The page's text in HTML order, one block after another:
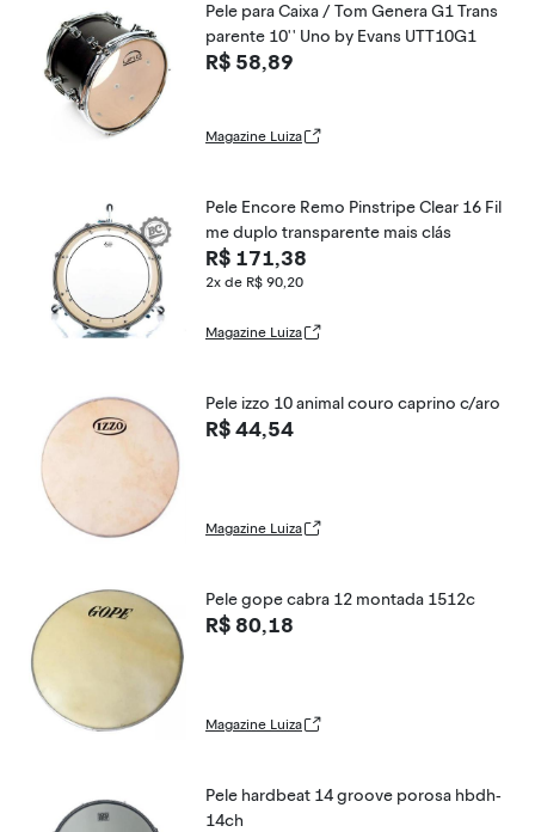
Pele para Caixa / Tom Genera G1 Trans
parente 10'' Uno by Evans UTT10G1
R$ 58,89
Magazine Luiza
Pele Encore Remo Pinstripe Clear 16 Fil
me duplo transparente mais clás
R$ 171,38
2x de R$ 90,20
Magazine Luiza
Pele izzo 10 animal couro caprino c/aro
R$ 44,54
Magazine Luiza
Pele gope cabra 12 montada 1512c
R$ 80,18
Magazine Luiza
Pele hardbeat 14 groove porosa hbdh-
14ch